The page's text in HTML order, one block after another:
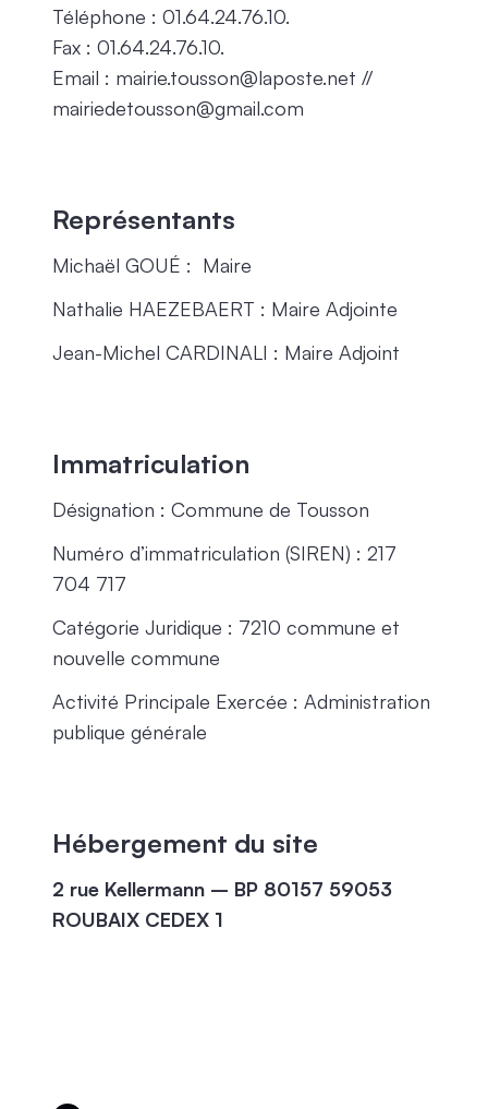
Téléphone : 01.64.24.76.10.
Fax : 01.64.24.76.10.
Email : mairie.tousson@laposte.net //
mairiedetousson@gmail.com
Représentants
Michaël GOUÉ : Maire
Nathalie HAEZEBAERT : Maire Adjointe
Jean-Michel CARDINALI : Maire Adjoint
Immatriculation
Désignation : Commune de Tousson
Numéro d’immatriculation (SIREN) : 217
704 717
Catégorie Juridique : 7210 commune et
nouvelle commune
Activité Principale Exercée : Administration
publique générale
Hébergement du site
2 rue Kellermann – BP 80157 59053
ROUBAIX CEDEX 1